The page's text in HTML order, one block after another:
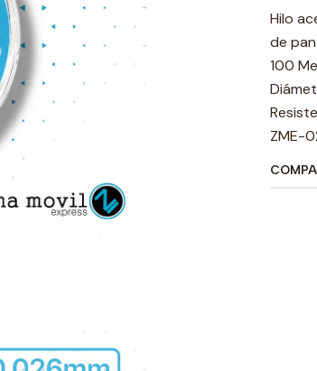
Hilo
de
100
ZME-